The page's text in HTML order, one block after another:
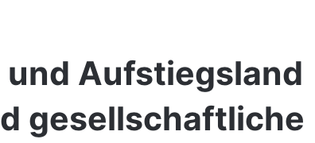
Aufstiegsland
gesellschaftliche